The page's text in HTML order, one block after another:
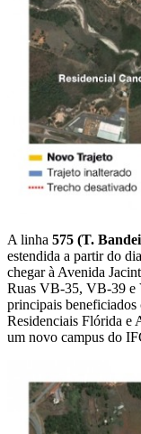
A linha 575 (T.
estendida a partir do
chegar à Avenida
Ruas VB-35, VB-39 e
principais beneficiados
Residenciais Flórida e
um novo campus do